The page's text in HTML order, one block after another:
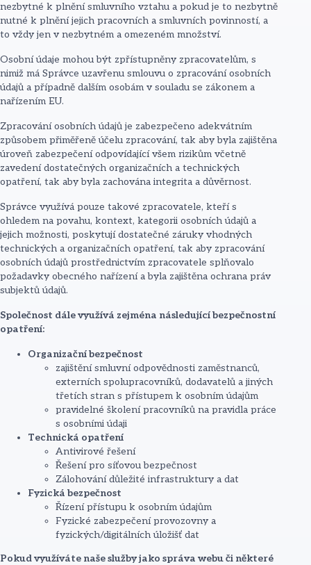
nezbytné k plnění smluvního vztahu a pokud je to nezbytně
nutné k plnění jejich pracovních a smluvních povinností, a
to vždy jen v nezbytném a omezeném množství.
Osobní údaje mohou být zpřístupněny zpracovatelům, s
nimiž má Správce uzavřenu smlouvu o zpracování osobních
údajů a případně dalším osobám v souladu se zákonem a
nařízením EU.
Zpracování osobních údajů je zabezpečeno adekvátním
způsobem přiměřeně účelu zpracování, tak aby byla zajištěna
úroveň zabezpečení odpovídající všem rizikům včetně
zavedení dostatečných organizačních a technických
opatření, tak aby byla zachována integrita a důvěrnost.
Správce využívá pouze takové zpracovatele, kteří s
ohledem na povahu, kontext, kategorii osobních údajů a
jejich možnosti, poskytují dostatečné záruky vhodných
technických a organizačních opatření, tak aby zpracování
osobních údajů prostřednictvím zpracovatele splňovalo
požadavky obecného nařízení a byla zajištěna ochrana práv
subjektů údajů.
Společnost dále využívá zejména následující bezpečnostní
opatření:
Organizační bezpečnost
zajištění smluvní odpovědnosti zaměstnanců,
externích spolupracovníků, dodavatelů a jiných
třetích stran s přístupem k osobním údajům
pravidelné školení pracovníků na pravidla práce
s osobními údaji
Technická opatření
Antivirové řešení
Řešení pro síťovou bezpečnost
Zálohování důležité infrastruktury a dat
Fyzická bezpečnost
Řízení přístupu k osobním údajům
Fyzické zabezpečení provozovny a
fyzických/digitálních úložišť dat
Pokud využíváte naše služby jako správa webu či některé